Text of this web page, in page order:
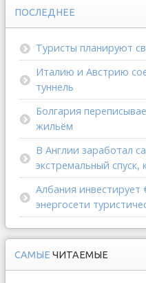
ПОСЛЕДНЕЕ
Туристы планируют
Италию и Австрию
туннель
Болгария
жильём
В Англии заработал
экстремальный
Албания
энергосети
САМЫЕ ЧИТАЕМЫЕ